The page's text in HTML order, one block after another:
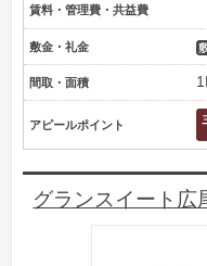
賃料・管理費・共益費
敷金・礼金
間取・面積
アピールポイント
グランスイート広